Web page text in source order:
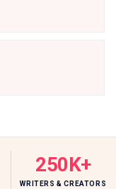
250K+
WRITERS & CREATORS